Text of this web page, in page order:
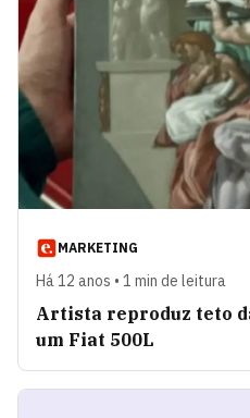
MARKETING
Há 12 anos • 1 min de leitura
Artista reproduz teto
um Fiat 500L